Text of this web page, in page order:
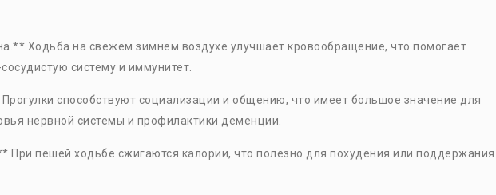
Ходьба на свежем зимнем воздухе улучшает кровообращение, что помогает
систему и иммунитет.
способствуют социализации и общению, что имеет большое значение для
нервной системы и профилактики деменции.
При пешей ходьбе сжигаются калории, что полезно для похудения или поддержания